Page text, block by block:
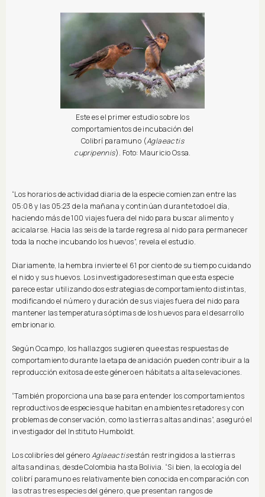
Este es el primer estudio sobre los
comportamientos de incubación del
Colibrí paramuno (Aglaeactis
cupripennis). Foto: Mauricio Ossa.
“Los horarios de actividad diaria de la especie comienzan entre las
05:08 y las 05:23 de la mañana y continúan durante todo el día,
haciendo más de 100 viajes fuera del nido para buscar alimento y
acicalarse. Hacia las seis de la tarde regresa al nido para permanecer
toda la noche incubando los huevos”, revela el estudio.
Diariamente, la hembra invierte el 61 por ciento de su tiempo cuidando
el nido y sus huevos. Los investigadores estiman que esta especie
parece estar utilizando dos estrategias de comportamiento distintas,
modificando el número y duración de sus viajes fuera del nido para
mantener las temperaturas óptimas de los huevos para el desarrollo
embrionario.
Según Ocampo, los hallazgos sugieren que estas respuestas de
comportamiento durante la etapa de anidación pueden contribuir a la
reproducción exitosa de este género en hábitats a altas elevaciones.
“También proporciona una base para entender los comportamientos
reproductivos de especies que habitan en ambientes retadores y con
problemas de conservación, como las tierras altas andinas”, aseguró el
investigador del Instituto Humboldt.
Los colibríes del géneroAglaeactisestán restringidos a las tierras
altas andinas, desde Colombia hasta Bolivia. “Si bien, la ecología del
colibrí paramuno es relativamente bien conocida en comparación con
las otras tres especies del género, que presentan rangos de